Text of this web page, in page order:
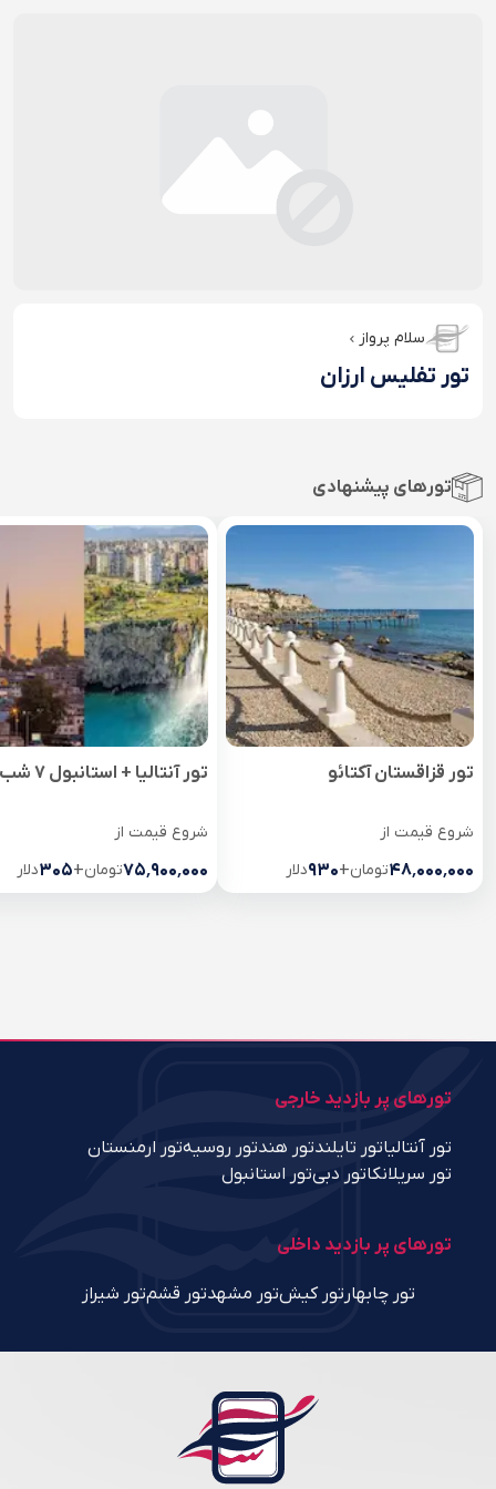
سلام پرواز
تور تفلیس ارزان
تورهای پیشنهادی
تور قزاقستان آکتائو
شروع قیمت از
۴۸٬۰۰۰٬۰۰۰تومان+۹۳۰دلار
تور آنتالیا + استانبول 7 شب
شروع قیمت از
۷۵٬۹۰۰٬۰۰۰تومان+۳۰۵دلار
تورهای پر بازدید خارجی
تور آنتالیاتور تایلندتور هندتور روسیهتور ارمنستان
تور سریلانکاتور دبیتور استانبول
تورهای پر بازدید داخلی
تور چابهار تور کیشتور مشهدتور قشمتور شیراز